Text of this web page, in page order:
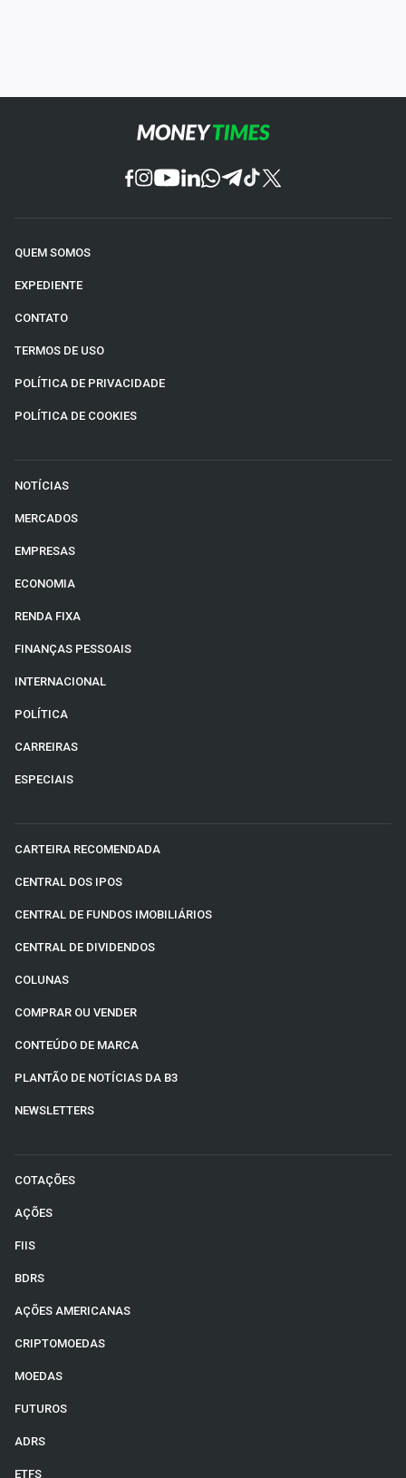
QUEM SOMOS
EXPEDIENTE
CONTATO
TERMOS DE USO
POLÍTICA DE PRIVACIDADE
POLÍTICA DE COOKIES
NOTÍCIAS
MERCADOS
EMPRESAS
ECONOMIA
RENDA FIXA
FINANÇAS PESSOAIS
INTERNACIONAL
POLÍTICA
CARREIRAS
ESPECIAIS
CARTEIRA RECOMENDADA
CENTRAL DOS IPOS
CENTRAL DE FUNDOS IMOBILIÁRIOS
CENTRAL DE DIVIDENDOS
COLUNAS
COMPRAR OU VENDER
CONTEÚDO DE MARCA
PLANTÃO DE NOTÍCIAS DA B3
NEWSLETTERS
COTAÇÕES
AÇÕES
FIIS
BDRS
AÇÕES AMERICANAS
CRIPTOMOEDAS
MOEDAS
FUTUROS
ADRS
ETFS